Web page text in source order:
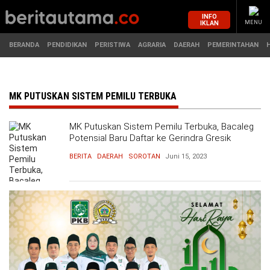
MASUK
BERANDA
PERISTIWA
AGRARIA
DAERAH
PEMERINTAHAN
PENDIDIKAN
HUKUM
EKONOMI
OLAHRAGA
PENDIDIKAN
INFO
IKLAN
MENU
BERANDA PENDIDIKAN PERISTIWA AGRARIA DAERAH PEMERINTAHAN
MK PUTUSKAN SISTEM PEMILU TERBUKA
MK Putuskan Sistem Pemilu Terbuka, Bacaleg
Potensial Baru Daftar ke Gerindra Gresik
BERITA DAERAH SOROTAN Juni 15, 2023